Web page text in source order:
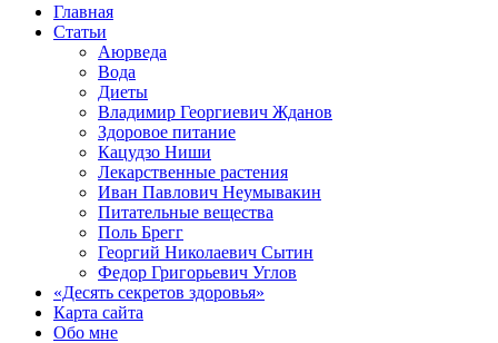
Главная
Статьи
Аюрведа
Вода
Диеты
Владимир Георгиевич Жданов
Здоровое питание
Кацудзо Ниши
Лекарственные растения
Иван Павлович Неумывакин
Питательные вещества
Поль Брегг
Георгий Николаевич Сытин
Федор Григорьевич Углов
«Десять секретов здоровья»
Карта сайта
Обо мне